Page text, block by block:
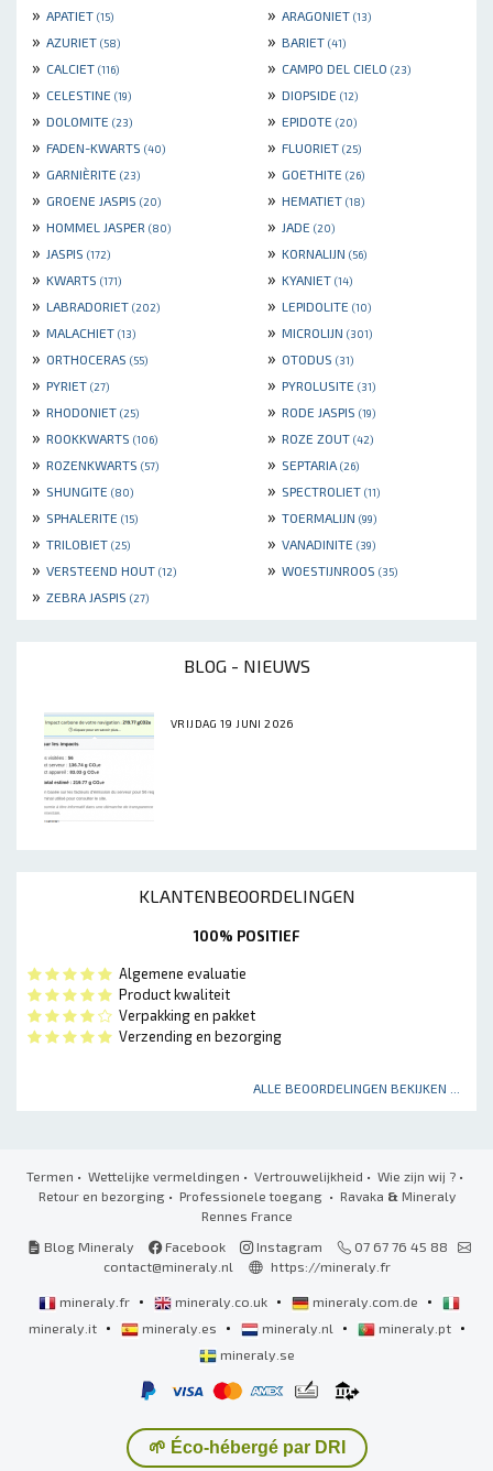
» APATIET (15) » ARAGONIET (13)
» AZURIET (58) » BARIET (41)
» CALCIET (116) » CAMPO DEL CIELO (23)
» CELESTINE (19) » DIOPSIDE (12)
» DOLOMITE (23) » EPIDOTE (20)
» FADEN-KWARTS (40) » FLUORIET (25)
» GARNIÈRITE (23) » GOETHITE (26)
» GROENE JASPIS (20) » HEMATIET (18)
» HOMMEL JASPER (80) » JADE (20)
» JASPIS (172) » KORNALIJN (56)
» KWARTS (171) » KYANIET (14)
» LABRADORIET (202) » LEPIDOLITE (10)
» MALACHIET (13) » MICROLIJN (301)
» ORTHOCERAS (55) » OTODUS (31)
» PYRIET (27) » PYROLUSITE (31)
» RHODONIET (25) » RODE JASPIS (19)
» ROOKKWARTS (106) » ROZE ZOUT (42)
» ROZENKWARTS (57) » SEPTARIA (26)
» SHUNGITE (80) » SPECTROLIET (11)
» SPHALERITE (15) » TOERMALIJN (99)
» TRILOBIET (25) » VANADINITE (39)
» VERSTEEND HOUT (12) » WOESTIJNROOS (35)
» ZEBRA JASPIS (27)
BLOG - NIEUWS
VRIJDAG 19 JUNI 2026
KLANTENBEOORDELINGEN
100% POSITIEF
Algemene evaluatie
Product kwaliteit
Verpakking en pakket
Verzending en bezorging
ALLE BEOORDELINGEN BEKIJKEN ...
Termen • Wettelijke vermeldingen • Vertrouwelijkheid • Wie zijn wij ? •
Retour en bezorging• Professionele toegang • Ravaka & Mineraly
Rennes France
Blog Mineraly
Facebook Instagram
07 67 76 45 88
contact@mineraly.nl
https://mineraly.fr
mineraly.fr • mineraly.co.uk • mineraly.com.de •
mineraly.it • mineraly.es • mineraly.nl • mineraly.pt •
mineraly.se
🌱 Éco-hébergé par DRI